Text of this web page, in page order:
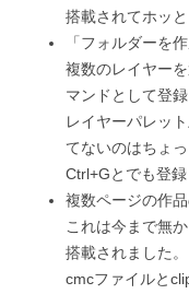
搭載されてホッと
「フォルダーを
複数のレイヤー
マンドとして登録
レイヤーパレッ
てないのはちょ
Ctrl+Gとでも登録
複数ページの作品
これは今まで無
搭載されました。
cmcファイルと